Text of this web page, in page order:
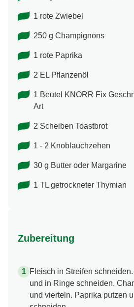
1 rote Zwiebel
250 g Champignons
1 rote Paprika
2 EL Pflanzenöl
1 Beutel KNORR Fix
Art
2 Scheiben Toastbrot
1 - 2 Knoblauchzehen
30 g Butter oder Margarine
1 TL getrockneter Thymian
Zubereitung
Fleisch in Streifen
und in Ringe schneiden.
und vierteln. Paprika putzen